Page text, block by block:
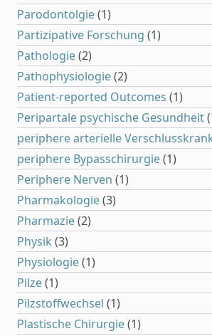
Parodontolgie(1)
Partizipative Forschung (1)
Pathologie(2)
Pathophysiologie(2)
Patient-reported Outcomes (1)
Peripartale psychische Gesundheit
periphere arterielle
periphere Bypasschirurgie(1)
Periphere Nerven (1)
Pharmakologie(3)
Pharmazie(2)
Physik (3)
Physiologie(1)
Pilze(1)
Pilzstoffwechsel (1)
Plastische Chirurgie(1)